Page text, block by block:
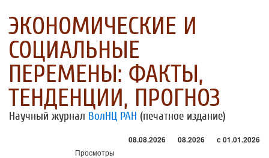
ЭКОНОМИЧЕСКИЕ И
СОЦИАЛЬНЫЕ
ПЕРЕМЕНЫ: ФАКТЫ,
ТЕНДЕНЦИИ, ПРОГНОЗ
Научный журнал ВолНЦ РАН (печатное издание)
08.08.2026 08.2026 с 01.01.2026
Просмотры